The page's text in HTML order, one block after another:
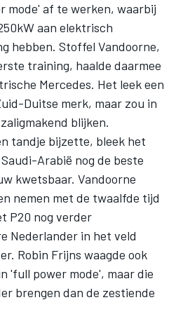
mode' af te werken, waarbij
aan elektrisch
hebben. Stoffel Vandoorne,
training, haalde daarmee
Mercedes. Het leek een
Duitse merk, maar zou in
blijken.
tandje bijzette, bleek het
Arabië nog de beste
kwetsbaar. Vandoorne
nemen met de twaalfde tijd
P20 nog verder
Nederlander in het veld
Robin Frijns waagde ook
'full power mode', maar die
brengen dan de zestiende